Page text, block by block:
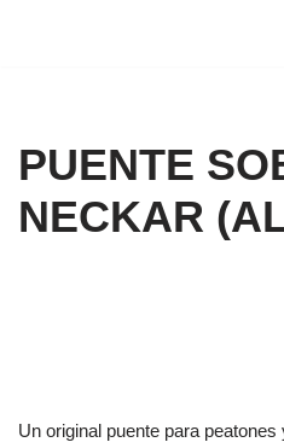
PUENTE
NECKAR
Un original puente para